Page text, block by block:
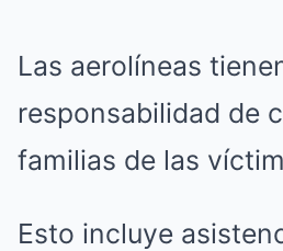
Las aerolíneas
responsabilidad de
familias de las
Esto incluye